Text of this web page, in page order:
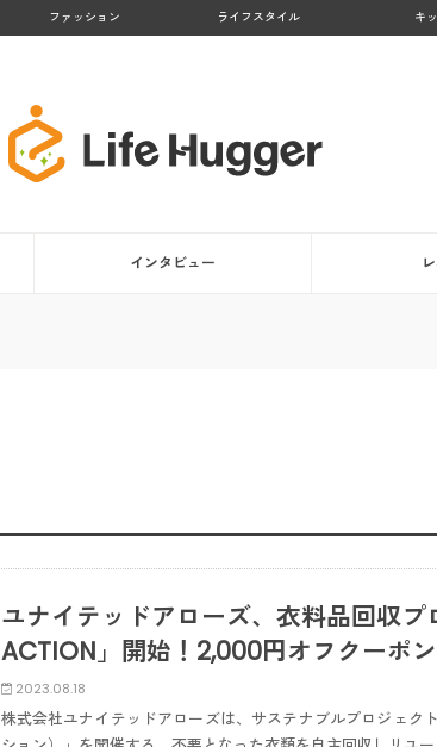
ファッション ライフスタイル キ
インタビュー
ユナイテッドアローズ、衣料品回収プ
ACTION」開始！2,000円オフクーポ
2023.08.18
株式会社ユナイテッドアローズは、サステナブルプロジェク